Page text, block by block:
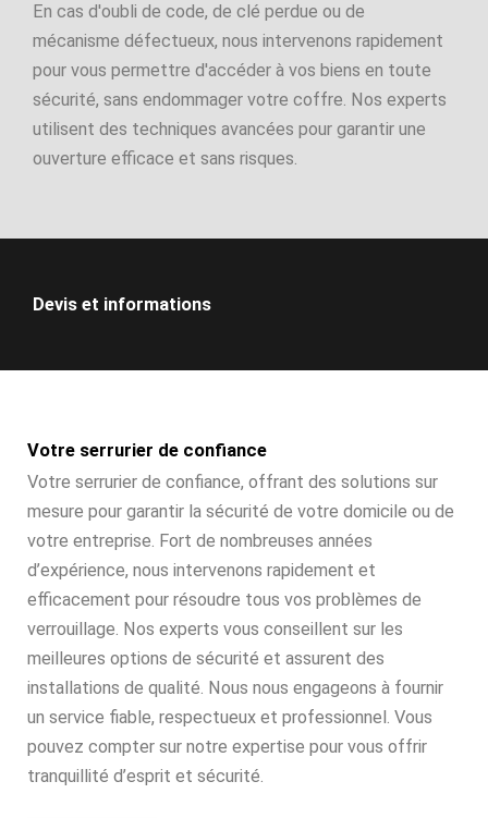
En cas d'oubli de code, de clé perdue ou de
mécanisme défectueux, nous intervenons rapidement
pour vous permettre d'accéder à vos biens en toute
sécurité, sans endommager votre coffre. Nos experts
utilisent des techniques avancées pour garantir une
ouverture efficace et sans risques.
Devis et informations
Votre serrurier de confiance
Votre serrurier de confiance, offrant des solutions sur
mesure pour garantir la sécurité de votre domicile ou de
votre entreprise. Fort de nombreuses années
d’expérience, nous intervenons rapidement et
efficacement pour résoudre tous vos problèmes de
verrouillage. Nos experts vous conseillent sur les
meilleures options de sécurité et assurent des
installations de qualité. Nous nous engageons à fournir
un service fiable, respectueux et professionnel. Vous
pouvez compter sur notre expertise pour vous offrir
tranquillité d’esprit et sécurité.